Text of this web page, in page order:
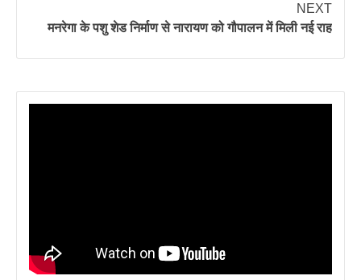
NEXT
मनरेगा के पशु शेड निर्माण से नारायण को गौपालन में मिली नई राह